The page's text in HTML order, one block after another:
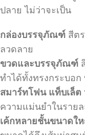
ปลาย ไม่ว่าจะเป็น
กล่องบรรจุภัณฑ์ สีต
ลวดลาย
ขวดและบรรจุภัณฑ์
ทำได้ทั้งทรงกระบอก
สมาร์ทโฟน แท็บเล็ต
ความแม่นยำในรายล
เค้กหลายชั้นขนาดใ